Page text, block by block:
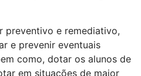
preventivo e remediativo,
e prevenir eventuais
como, dotar os alunos de
em situações de maior